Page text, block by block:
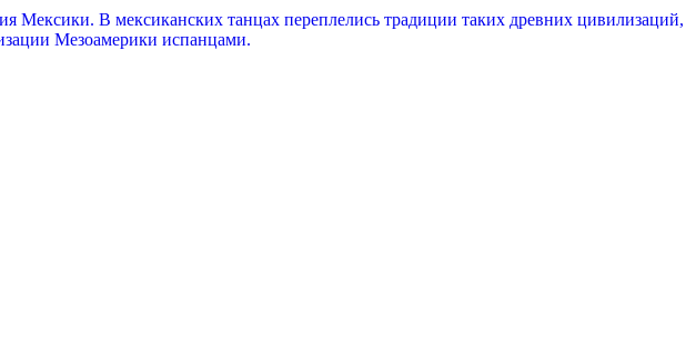
Мексики. В мексиканских танцах переплелись традиции таких древних цивилизаций,
Мезоамерики испанцами.